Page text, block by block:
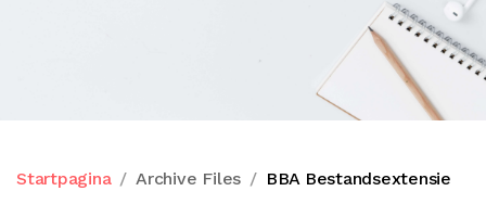
Startpagina Archive Files BBA Bestandsextensie